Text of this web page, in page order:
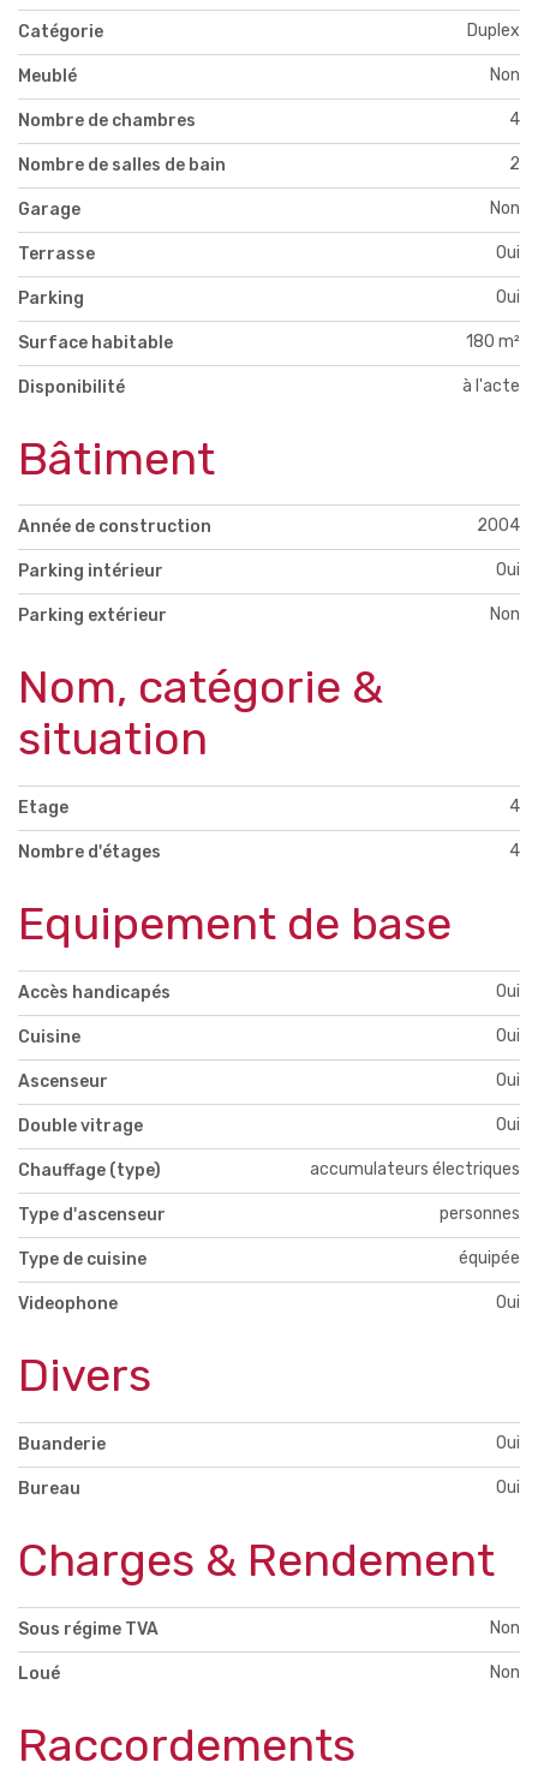
Catégorie Duplex
Meublé Non
Nombre de chambres 4
Nombre de salles de bain 2
Garage Non
Terrasse Oui
Parking Oui
Surface habitable 180 m²
Disponibilité à l'acte
Bâtiment
Année de construction 2004
Parking intérieur Oui
Parking extérieur Non
Nom, catégorie &
situation
Etage 4
Nombre d'étages 4
Equipement de base
Accès handicapés Oui
Cuisine Oui
Ascenseur Oui
Double vitrage Oui
Chauffage (type) accumulateurs électriques
Type d'ascenseur personnes
Type de cuisine équipée
Videophone Oui
Divers
Buanderie Oui
Bureau Oui
Charges & Rendement
Sous régime TVA Non
Loué Non
Raccordements